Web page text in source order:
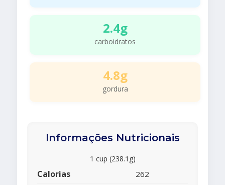
2.4g
carboidratos
4.8g
gordura
Informações Nutricionais
1 cup (238.1g)
Calorias 262